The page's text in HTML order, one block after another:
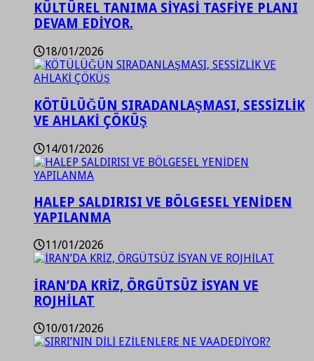
KÜLTÜREL TANIMA SİYASİ TASFİYE PLANI
DEVAM EDİYOR.
18/01/2026
KÖTÜLÜĞÜN SIRADANLAŞMASI, SESSİZLİK
VE AHLAKİ ÇÖKÜŞ
14/01/2026
HALEP SALDIRISI VE BÖLGESEL YENİDEN
YAPILANMA
11/01/2026
İRAN’DA KRİZ, ÖRGÜTSÜZ İSYAN VE
ROJHİLAT
10/01/2026